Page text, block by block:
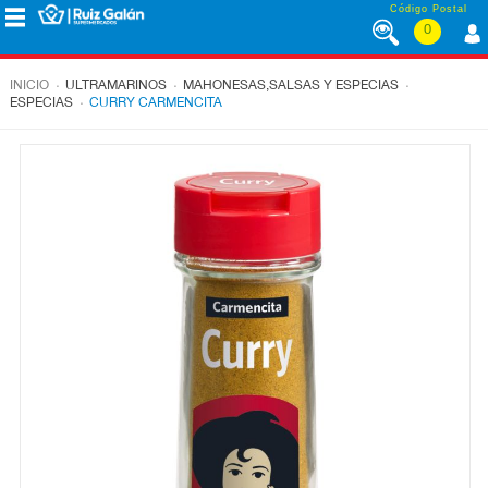
Saltar al contenido Código Postal
0
CORPORATIVO
INICIO . ULTRAMARINOS . MAHONESAS,SALSAS Y ESPECIAS .
ESPECIAS . CURRY CARMENCITA